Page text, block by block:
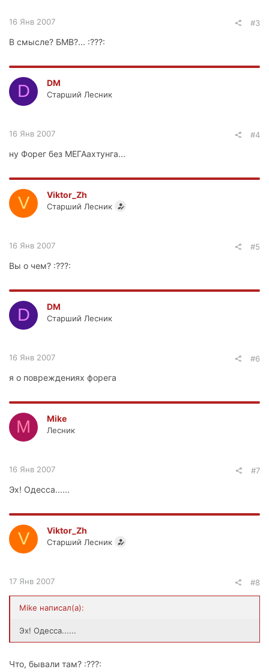
16 Янв 2007 #3
В смысле? БМВ?... :???:
D DM
Старший Лесник
16 Янв 2007 #4
ну Форег без МЕГАахтунга...
V Viktor_Zh
Старший Лесник
16 Янв 2007 #5
Вы о чем? :???:
D DM
Старший Лесник
16 Янв 2007 #6
я о повреждениях форега
M Mike
Лесник
16 Янв 2007 #7
Эх! Одесса......
V Viktor_Zh
Старший Лесник
17 Янв 2007 #8
Mike написал(а):
Эх! Одесса......
Что, бывали там? :???: